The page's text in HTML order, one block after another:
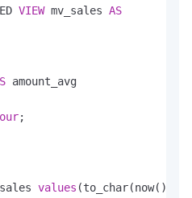
VIEW mv_sales AS
amount_avg
;
values (to_char(now(),